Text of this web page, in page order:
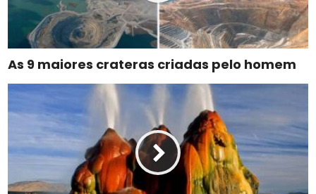
As 9 maiores crateras criadas pelo homem